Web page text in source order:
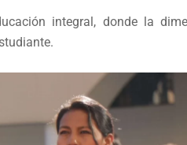
integral, donde la